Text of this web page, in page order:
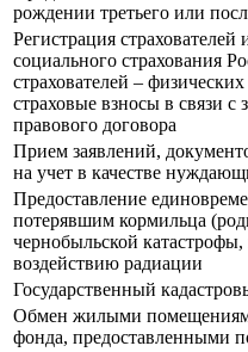
рождении третьего или
Регистрация
социального страхования
страхователей –
страховые взносы в связи с
правового договора
Прием заявлений,
на учет в качестве
Предоставление
потерявшим кормильца
чернобыльской
воздействию радиации
Государственный
Обмен жилыми
фонда, предоставленными